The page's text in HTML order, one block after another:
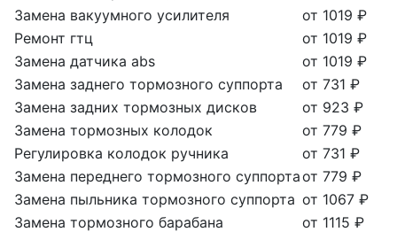
Замена вакуумного усилителя
от 1019 ₽
Ремонт гтц
от 1019 ₽
Замена датчика abs
от 1019 ₽
Замена заднего тормозного суппорта
от 731 ₽
Замена задних тормозных дисков
от 923 ₽
Замена тормозных колодок
от 779 ₽
Регулировка колодок ручника
от 731 ₽
Замена переднего тормозного суппортаот 779 ₽
Замена пыльника тормозного суппорта от 1067 ₽
Замена тормозного барабана
от 1115 ₽